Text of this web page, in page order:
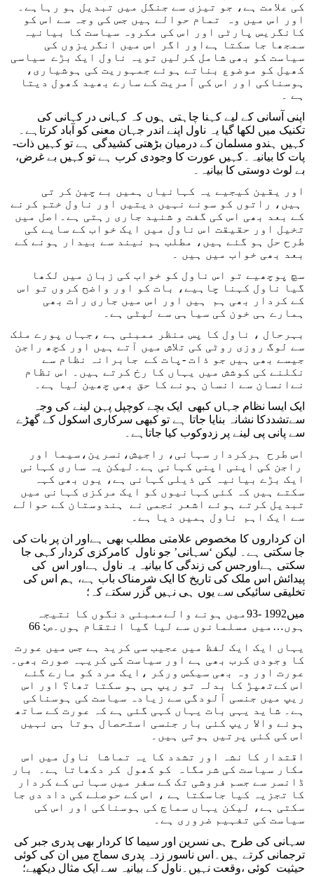
کی علامت ہے، جو تیزی سے جنگل میں تبدیل ہو رہاہے۔
اور اس میں وہ تمام حوالے ہیں جس کی وجہ سے اس کو
کانگریس پارٹی اور اس کی مکروہ سیاست کا بیانیہ
سمجھا جا سکتا ہےاور اگر اس میں انگریزوں کی
سیاست کو بھی شامل کرلیں تویہ ناول ایک بڑے سیاسی
کھیل کو موضوع بناتے ہوئے جمہوریت کی ہوشیاری،
ہوسناکی اور اس کی آمریت کے سارے بھید کھول دیتا
ہے ۔
اپنی آسانی کے لیے کہنا چاہتی ہوں کہ کہانی در کہانی کی
تکنیک میں لکھا گیا یہ ناول اپنے اندر جہان معنی کو آباد کرتاہے۔
کہیں ہندو مسلمان کے درمیان بڑھتی کشیدگی ہے تو کہیں ذات-
پات کا بیانیہ۔کہیں عورت کا وجودی کرب ہے تو کہیں بے غرض،
بے لوث دوستی کا بیانیہ۔
اور یقین کیجیے یہ کہانیاں ہمیں بے چین کر تی
ہیں، راتوں کو سونے نہیں دیتیں اور ناول ختم کرنے
کے بعد بھی اس کی گفت و شنید جاری رہتی ہے۔اصل میں
تخیل اور حقیقت اس ناول میں ایک خواب کے سایے کی
طرح حل ہو گئے ہیں، مطلب ہم نیند سے بیدار ہونے کے
بعد بھی خواب میں ہیں ۔
سچ پوچھیے تو اس ناول کو خواب کی زبان میں لکھا
گیا ناول کہنا چاہیے، بات کو اور واضح کروں تو اس
کے کردار بھی ہم ہیں اور اس میں جاری رات بھی
ہمارے ہی خون کی سیاہی سے لپٹی ہے۔
بہرحال ، ناول کا پس منظر ممبئی ہے ،جہاں پورے ملک
سے لوگ روزی روٹی کی تلاش میں آتے ہیں اور کچھ راجن
جیسے بھی ہیں جو ذات -پات کے جابرانہ نظام سے
نکلنے کی کوشش میں یہاں کا رخ کرتے ہیں۔ اس نظام
نےانسان سے انسان ہونے کا حق بھی چھین لیا ہے۔
ایک ایسا نظام جہاں کبھی ایک بچے کوچپل پہن لینے کی وجہ
سےتشددکا نشانہ بنایا جاتا ہے تو کبھی سرکاری اسکول کے گھڑے
سے پانی پی لینے پر زدوکوب کیا جاتاہے۔
اس طرح ہرکردار سہانی، راجیش،نسرین،سیما اور
راجن کی اپنی اپنی کہانی ہے۔لیکن یہ ساری کہانی
ایک بڑے بیانیہ کی ذیلی کہانی ہے، یوں بھی کہہ
سکتے ہیں کہ کئی کہانیوں کو ایک مرکزی کہانی میں
تبدیل کرتے ہوئے اشعر نجمی نے ہندوستان کے حوالے
سے ایک اہم ناول ہمیں دیا ہے۔
ان کرداروں کا مخصوص علامتی مطلب بھی ہےاور ان پر بات کی
جا سکتی ہے۔ لیکن ‘سہانی’ جو ناول کامرکزی کردار کہی جا
سکتی ہےاورجس کی زندگی کا بیانیہ یہ ناول ہےاور اس کی
پیدائش اس ملک کی تاریخ کا ایک شرمناک باب ہے، ہم اس کی
تخلیقی سائیکی سے یوں ہی نہیں گزر سکتے کہ؛
میں1992 -93میں ہونے والےممبئی دنگوں کا نتیجہ
ہوں…میں مسلمانوں سے لیا گیا انتقام ہوں۔ص: 66
یہاں ایک ایک لفظ میں عجیب سی کرید ہے جس میں عورت
کا وجودی کرب بھی ہے اور سیاست کی کریہہ صورت بھی۔
عورت اور وہ بھی سیکس ورکر ،ایک مرد کو مارے گئے
اس کےتھپڑ کا بدلہ تو ریپ ہی ہو سکتا تھا؟ اور اس
ریپ میں جنسی آلودگی سے زیادہ سیاست کی ہوسناکی
ہے۔ شاید یہی بات یہاں کہی گئی ہے کہ عورت کے ساتھ
ہونے والا ریپ کئی بار جنسی استحصال ہوتا ہی نہیں
اس کی کئی پرتیں ہوتی ہیں۔
اقتدار کا نشہ اور تشدد کا یہ تماشا ناول میں اس
مکار سیاست کی شرمگاہ کو کھول کر دکھاتا ہے۔ بار
ڈانسر سے جسم فروشی تک کے سفر میں سہانی کے کردار
کا تجزیہ کیا جاسکتا ہے ، اس کے حوصلے کی داد دی جا
سکتی ہے، لیکن یہاں سماج کی ہوسناکی اور اس کی
سیاست کی تفہیم ضروری ہے۔
سہانی کی طرح ہی نسرین اور سیما کا کردار بھی پدری جبر کی
ترجمانی کرتے ہیں۔اس ناسور زدہ پدری سماج میں ان کی کوئی
حیثیت کوئی ،وقعت نہیں۔ناول کے بیانیہ سے ایک مثال دیکھیے؛